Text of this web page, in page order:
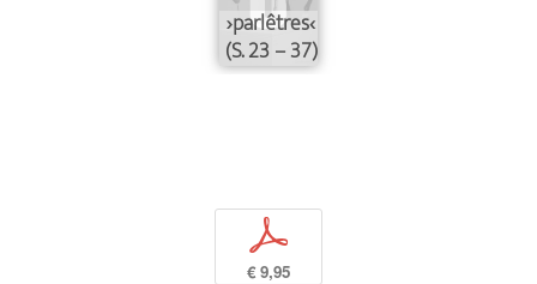
›parlêtres‹
(S. 23 – 37)
p
€ 9,95